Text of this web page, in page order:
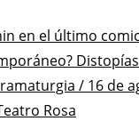
en el último comic
/ 16 de
Rosa